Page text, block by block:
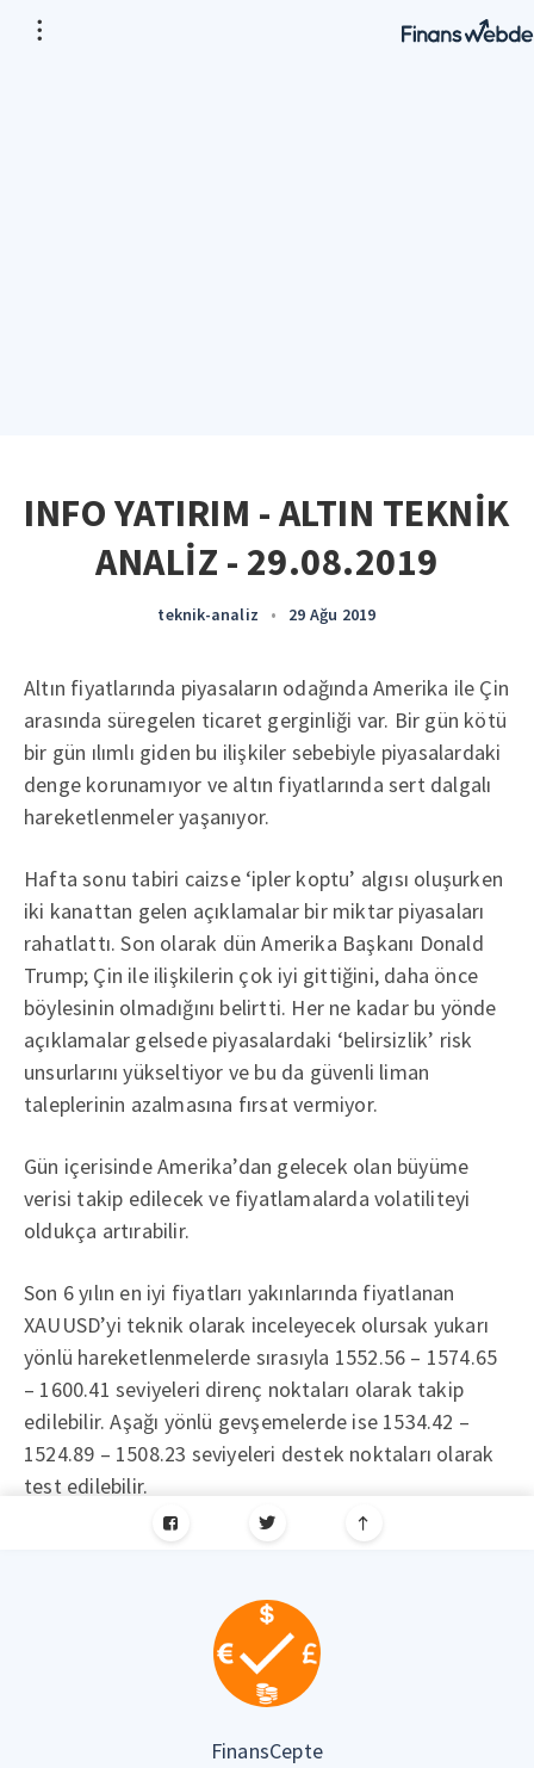
INFO YATIRIM - ALTIN TEKNİK
ANALİZ - 29.08.2019
teknik-analiz • 29 Ağu 2019
Altın fiyatlarında piyasaların odağında Amerika ile Çin
arasında süregelen ticaret gerginliği var. Bir gün kötü
bir gün ılımlı giden bu ilişkiler sebebiyle piyasalardaki
denge korunamıyor ve altın fiyatlarında sert dalgalı
hareketlenmeler yaşanıyor.
Hafta sonu tabiri caizse ‘ipler koptu’ algısı oluşurken
iki kanattan gelen açıklamalar bir miktar piyasaları
rahatlattı. Son olarak dün Amerika Başkanı Donald
Trump; Çin ile ilişkilerin çok iyi gittiğini, daha önce
böylesinin olmadığını belirtti. Her ne kadar bu yönde
açıklamalar gelsede piyasalardaki ‘belirsizlik’ risk
unsurlarını yükseltiyor ve bu da güvenli liman
taleplerinin azalmasına fırsat vermiyor.
Gün içerisinde Amerika’dan gelecek olan büyüme
verisi takip edilecek ve fiyatlamalarda volatiliteyi
oldukça artırabilir.
Son 6 yılın en iyi fiyatları yakınlarında fiyatlanan
XAUUSD’yi teknik olarak inceleyecek olursak yukarı
yönlü hareketlenmelerde sırasıyla 1552.56 – 1574.65
– 1600.41 seviyeleri direnç noktaları olarak takip
edilebilir. Aşağı yönlü gevşemelerde ise 1534.42 –
1524.89 – 1508.23 seviyeleri destek noktaları olarak
test edilebilir.
FinansCepte